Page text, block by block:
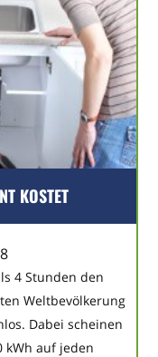
KOSTET
4 Stunden den
Weltbevölkerung
Dabei scheinen
kWh auf jeden